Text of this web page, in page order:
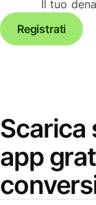
Il tuo
Registrati
Scarica
app